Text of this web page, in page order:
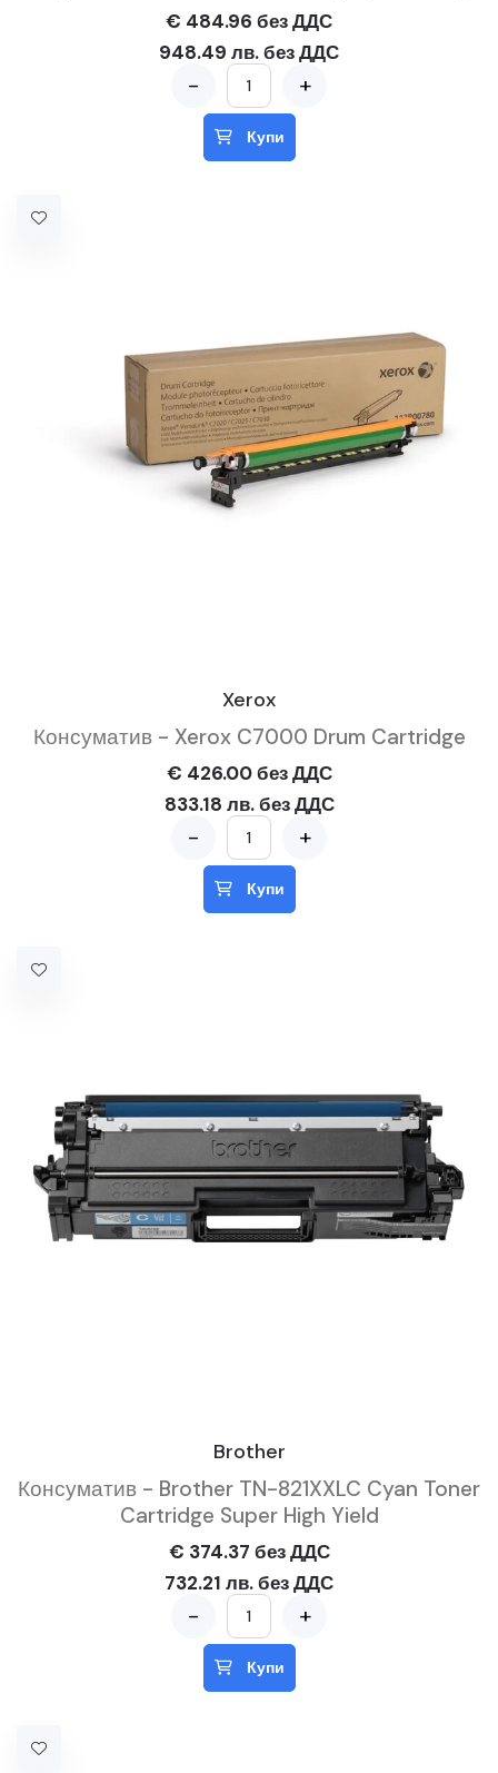
€ 484.96 без ДДС
948.49 лв. без ДДС
- +
Купи
Xerox
Консуматив - Xerox C7000 Drum Cartridge
€ 426.00 без ДДС
833.18 лв. без ДДС
- +
Купи
Brother
Консуматив - Brother TN-821XXLC Cyan Toner
Cartridge Super High Yield
€ 374.37 без ДДС
732.21 лв. без ДДС
- +
Купи